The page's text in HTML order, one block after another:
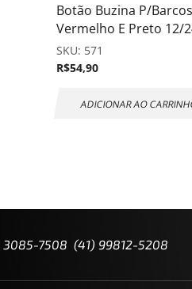
Botão Buzina P/
Vermelho E Preto 12/
SKU: 571
R$54,90
ADICIONAR AO
3085-7508 (41) 99812-5208